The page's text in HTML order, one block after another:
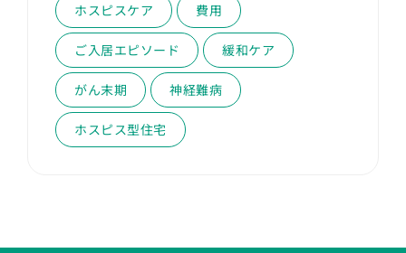
ホスピスケア 費用
ご入居エピソード 緩和ケア
がん末期 神経難病
ホスピス型住宅